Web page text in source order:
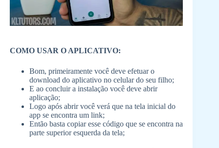
COMO USAR O APLICATIVO:
Bom, primeiramente você deve efetuar o
download do aplicativo no celular do seu filho;
E ao concluir a instalação você deve abrir
aplicação;
Logo após abrir você verá que na tela inicial do
app se encontra um link;
Então basta copiar esse código que se encontra na
parte superior esquerda da tela;